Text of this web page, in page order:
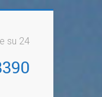
su 24